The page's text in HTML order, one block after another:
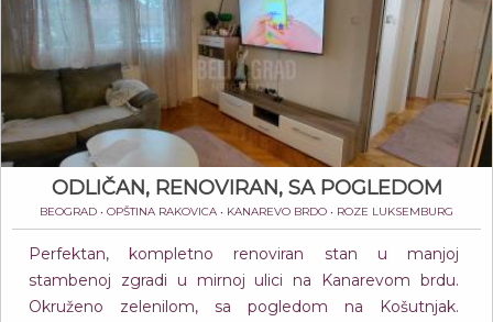
ODLIČAN, RENOVIRAN, SA POGLEDOM
BEOGRAD • OPŠTINA RAKOVICA • KANAREVO BRDO • ROZE LUKSEMBURG
Perfektan, kompletno renoviran stan u manjoj
stambenoj zgradi u mirnoj ulici na Kanarevom brdu.
Okruženo zelenilom, sa pogledom na Košutnjak.